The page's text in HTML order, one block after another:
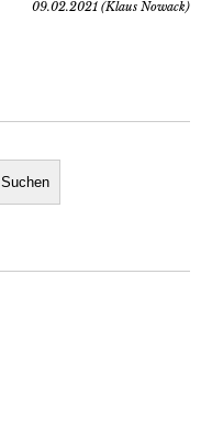
09.02.2021 (Klaus Nowack)
Suchen